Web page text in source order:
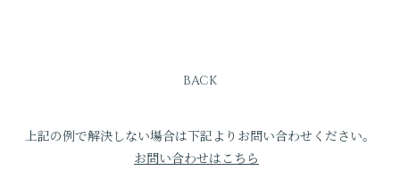
BACK
上記の例で解決しない場合は下記よりお問い合わせください。
お問い合わせはこちら